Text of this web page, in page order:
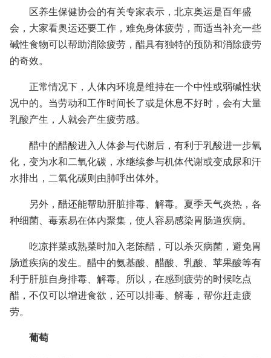
区养生保健协会的有关专家表示，北京奥运是百年盛
会，大家看奥运还要工作，难免身体疲劳，而适当补充一些
碱性食物可以帮助消除疲劳，醋具有独特的预防和消除疲劳
的奇效。
正常情况下，人体内环境是维持在一个中性或弱碱性状
况中的。当劳动和工作时间长了或是休息不好时，会有大量
乳酸产生，人就会产生疲劳感。
醋中的醋酸进入人体参与代谢后，有利于乳酸进一步氧
化，变为水和二氧化碳，水继续参与机体代谢或变成尿和汗
水排出，二氧化碳则由肺呼出体外。
另外，醋还能帮助肝脏排毒、解毒。夏季天气炎热，各
种细菌、毒素易在体内聚集，使人容易感染胃肠道疾病。
吃凉拌菜或熟菜时加入老陈醋，可以杀灭病菌，避免胃
肠道疾病的发生。醋中的氨基酸、醋酸、乳酸、苹果酸等有
利于肝脏自身排毒、解毒。所以，在感到疲劳的时候吃点
醋，不仅可以增进食欲，还可以排毒、解毒，帮你赶走疲
劳。
葡萄